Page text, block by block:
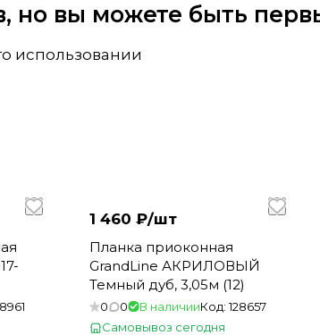
но вы можете быть
использовании
1 460 ₽/шт
Планка приоконная
GrandLine АКРИЛОВЫЙ
Темный дуб, 3,05м (12)
0 0 В наличииКод:128657
Самовывоз сегодня